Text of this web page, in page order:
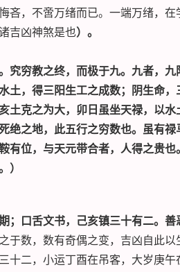
吝，不啻万绪而已。一端万绪，
吉凶神煞是也）。
究穷教之终，而极于九。九者，
土，得三阳生工之成数；阴生命
土克之为大，卯日虽坐天禄，以
绝之地，此五行之穷数也。虽有
有位，与天元带合者，人得之贵
）
；口舌文书，己亥镇三十有二。
于数，数有奇偶之变，吉凶自此
十二，小运丁酉在吊客，大岁庚